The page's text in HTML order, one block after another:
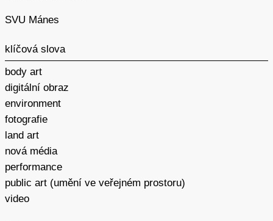
SVU Mánes
klíčová slova
body art
digitální obraz
environment
fotografie
land art
nová média
performance
public art (umění ve veřejném prostoru)
video